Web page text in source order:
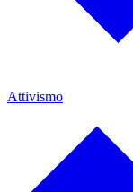
Attivismo